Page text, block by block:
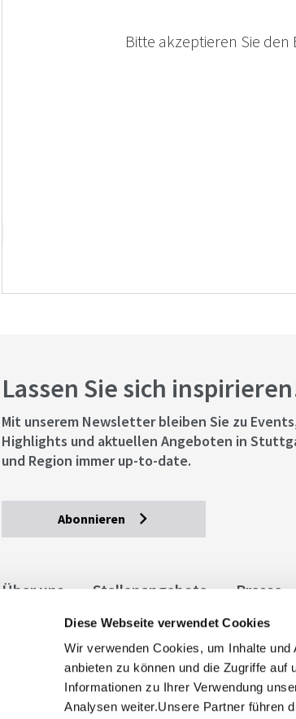
Diese Webseite verwendet Cookies
Wir verwenden Cookies, um Inhalte
anbieten zu können und die Zugriffe
Informationen zu Ihrer Verwendung
Analysen weiter.Unsere Partner führen
Bitte akzeptieren Sie
Lassen Sie sich
Mit unserem Newsletter bleiben Sie zu
Highlights und aktuellen Angeboten in
und Region immer up-to-date.
Abonnieren
Über uns Stellenangebote Presse
Allgemeine Geschäftsbedingungen
stuttgart.de
Barrierefreiheit